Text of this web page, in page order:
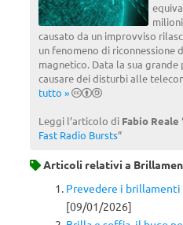
causato da un improvviso
un fenomeno di riconnessione
magnetico. Data la sua
causare dei disturbi alle
tutto »
Leggi l’articolo di Fabio Reale
Fast Radio Bursts”
Articoli relativi a
Prevedere i brillamenti
[09/01/2026]